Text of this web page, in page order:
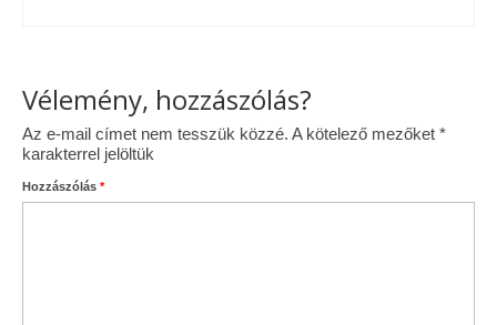
Vélemény, hozzászólás?
Az e-mail címet nem tesszük közzé. A kötelező mezőket *
karakterrel jelöltük
Hozzászólás *